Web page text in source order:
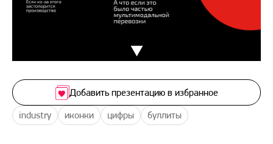
industry иконки цифры буллиты
Добавить презентацию в избранное